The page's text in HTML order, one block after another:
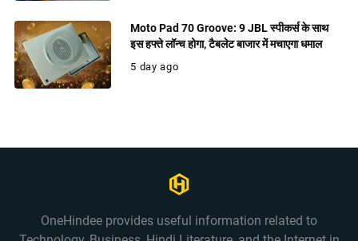
Moto Pad 70 Groove: 9 JBL स्पीकर्स के साथ
इस हफ्ते लॉन्च होगा, टैबलेट बाजार में मचाएगा धमाल
5 day ago
OneHindee provides useful information related to